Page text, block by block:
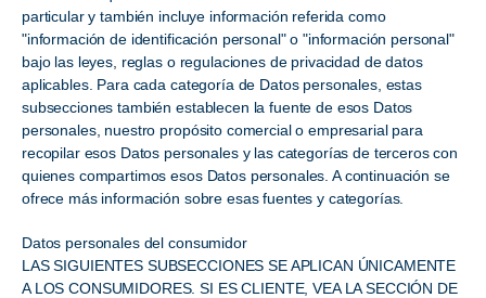
particular y también incluye información referida como
"información de identificación personal" o "información personal"
bajo las leyes, reglas o regulaciones de privacidad de datos
aplicables. Para cada categoría de Datos personales, estas
subsecciones también establecen la fuente de esos Datos
personales, nuestro propósito comercial o empresarial para
recopilar esos Datos personales y las categorías de terceros con
quienes compartimos esos Datos personales. A continuación se
ofrece más información sobre esas fuentes y categorías.
Datos personales del consumidor
LAS SIGUIENTES SUBSECCIONES SE APLICAN ÚNICAMENTE
A LOS CONSUMIDORES. SI ES CLIENTE, VEA LA SECCIÓN DE